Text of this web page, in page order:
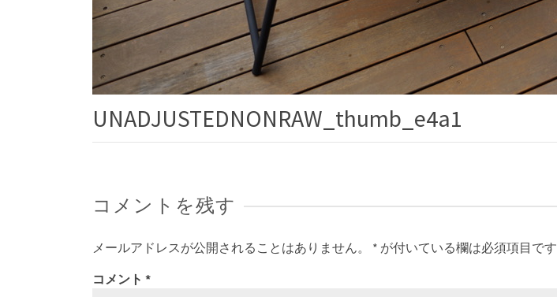
UNADJUSTEDNONRAW_thumb_e4a1
コメントを残す
メールアドレスが公開されることはありません。 * が付いている欄は必須項目です
コメント *